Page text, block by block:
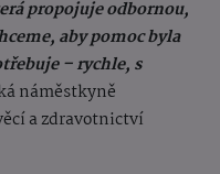
propojuje odbornou,
aby pomoc byla
– rychle, s
náměstkyně
a zdravotnictví